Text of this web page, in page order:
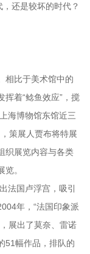
还是较坏的时代？
相比于美术馆中的
着“鲶鱼效应”，搅
海博物馆东馆近三
策展人贾布将特展
织展览内容与各类
。
法国卢浮宫，吸引
年，“法国印象派
展出了莫奈、雷诺
51幅作品，排队的